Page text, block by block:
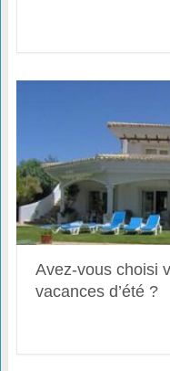
Avez-vous choisi
vacances d’été ?